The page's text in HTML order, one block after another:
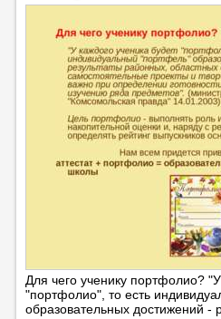
Для чего ученику портфолио?
"портфолио", то есть
образовательных достижений -